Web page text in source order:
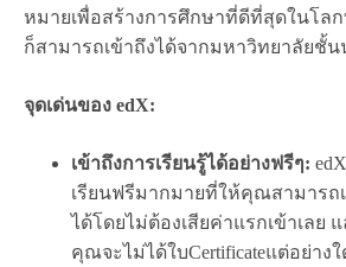
หมายเพื่อสร้างการศึกษาที่ดีที่สุดในโล
ก็สามารถเข้าถึงได้จากมหาวิทยาลัยชั้น
จุดเด่นของ edX:
เข้าถึงการเรียนรู้ได้อย่างฟรีๆ:
เรียนฟรีมากมายที่ให้คุณสามารถ
ได้โดยไม่ต้องเสียค่าแรกเข้าเลย
คุณจะไม่ได้ใบCertificateแต่อย่าง